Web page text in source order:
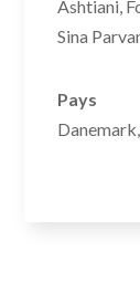
Ashtiani,
Sina
Pays